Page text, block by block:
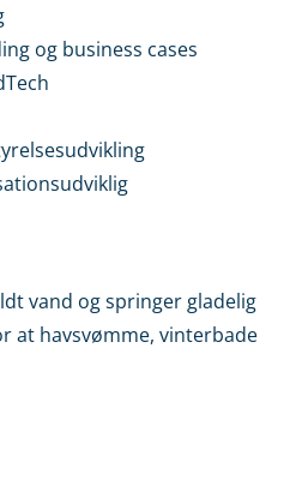
og business cases
vand og springer gladelig
at havsvømme, vinterbade